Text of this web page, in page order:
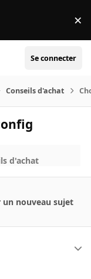
×
Se connecter
Conseils d'achat
d'achat
un nouveau sujet